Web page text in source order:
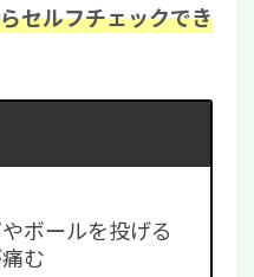
セルフチェックでき
ボールを投げる
む